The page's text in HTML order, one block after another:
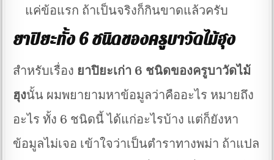
แค่ข้อแรก ถ้าเป็นจริงก็กินขาดแล้วครับ
ยาปิยะทั้ง 6 ชนิดของครูบาวัดไม้ฮุง
สำหรับเรื่อง ยาปิยะเก่า 6 ชนิดของครูบาวัดไม้
ฮุงนั้น ผมพยายามหาข้อมูลว่าคืออะไร หมายถึง
อะไร ทั้ง 6 ชนิดนี้ ได้แก่อะไรบ้าง แต่ก็ยังหา
ข้อมูลไม่เจอ เข้าใจว่าเป็นตำราทางพม่า ถ้าแปล